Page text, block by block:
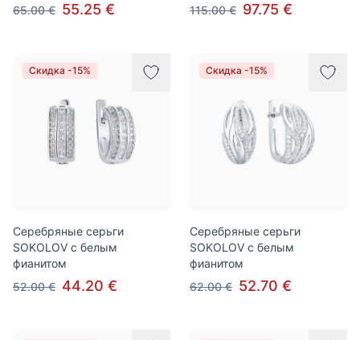
65.00 € 55.25 €
115.00 € 97.75 €
Скидка -15%
Серебряные серьги
SOKOLOV с белым
фианитом
52.00 € 44.20 €
Скидка -15%
Серебряные серьги
SOKOLOV с белым
фианитом
62.00 € 52.70 €